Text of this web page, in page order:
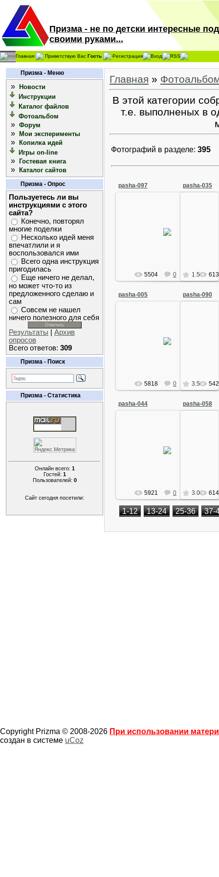
Призма - не по детски интересные
своими руками...
Главная Приветствую Вас Гость Регистрация Вход RSS
Призма - Меню
»
Новости
Инструкции
Каталог файлов
Фотоальбом
» Форум
» Мои эксперименты
»
Копилка идей
Игры on-line
» Гостевая книга
» Каталог сайтов
Призма - Опрос
Пользуетесь ли вы
инструкциями с этого
сайта?
Конечно, повторял
многие поделки
Несколько идей меня
впечатлили и я
воспользовался ими
Всего одна инструкция
пригодилась
Еще ничего не делал,
но может что-то из
предложенного сделаю и
сам
Совсем не нашел
ничего полезного для себя
Результаты
Архив
опросов
Всего ответов: 309
Призма - Поиск
Призма - Статистика
Онлайн всего: 1
Гостей: 1
Пользователей: 0
Сайт сегодня посетили:
Главная »
В этой категории
т.е. выполненых в
Фотографий в разделе: 395
pasha-097
5504 0 1.5
pasha-035
pasha-005
5818 0 3.5
pasha-090
pasha-044
5921 0 3.0
pasha-058
1-12 13-24 25-36 37-
Copyright Prizma © 2008-2026 При использовании
создан в системе uCoz